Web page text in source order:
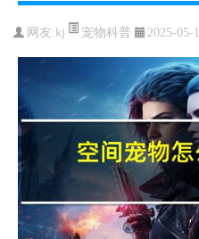
网友:kj 宠物科普 2025-05-